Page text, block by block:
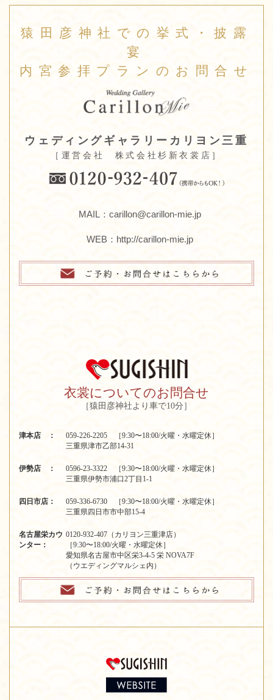
猿田彦神社での挙式・披露
宴
内宮参拝プランのお問合せ
ウェディングギャラリーカリヨン三重
［運営会社 株式会社杉新衣裳店］
MAIL：carillon@carillon-mie.jp
WEB： http://carillon-mie.jp
衣裳についてのお問合せ
［猿田彦神社より車で10分］
津本店 ：
059-226-2205 ［9:30〜18:00/火曜・水曜定休］
三重県津市乙部14-31
伊勢店 ：
0596-23-3322 ［9:30〜18:00/火曜・水曜定休］
三重県伊勢市浦口2丁目1-1
四日市店：
059-336-6730 ［9:30〜18:00/火曜・水曜定休］
三重県四日市市中部15-4
名古屋栄カウ
ンター：
0120-932-407（カリヨン三重津店）
［9:30〜18:00/火曜・水曜定休］
愛知県名古屋市中区栄3-4-5 栄 NOVA7F
（ウエディングマルシェ内）